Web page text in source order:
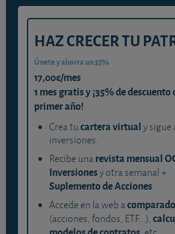
HAZ CRECER TU
Únete y ahorra un 35%
17,00€/mes
1 mes gratis y ¡35% de
primer año!
Crea tucartera virtualy sigue
inversiones.
Recibe unarevista mensual
Inversionesy otra semanal +
Suplemento de Acciones.
Accede en la web a
(acciones, fondos, ETF...),